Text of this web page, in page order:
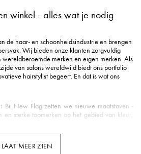
winkel - alles wat je nodig
de haar- en schoonheidsindustrie en brengen
Wij bieden onze klanten zorgvuldig
merken en eigen merken. Als
van salons wereldwijd biedt ons portfolio
hairstylist begeert. En dat is wat ons
Bij New Flag zetten we nieuwe maatstaven -
en sterke topmerken op het gebied van kleur,
verpakking is voor ons een eerste
gemiddeld binnen 3 werkdagen bij u binnen
LAAT MEER ZIEN